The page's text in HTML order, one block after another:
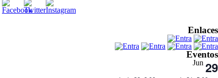
Enlaces
Eventos
Jun 29